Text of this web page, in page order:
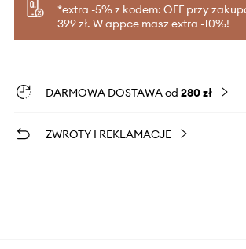
*extra -5% z kodem: OFF przy
399 zł. W appce masz extra -10%!
DARMOWA DOSTAWA od 280 zł
ZWROTY I REKLAMACJE